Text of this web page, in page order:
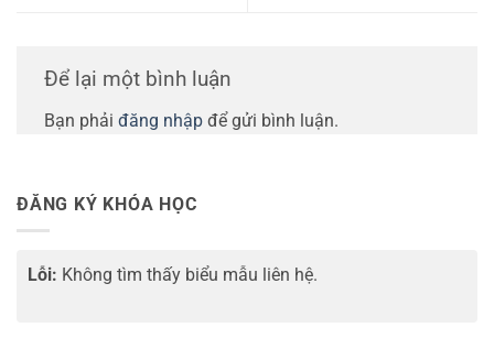
Để lại một bình luận
Bạn phải đăng nhập để gửi bình luận.
ĐĂNG KÝ KHÓA HỌC
Lỗi: Không tìm thấy biểu mẫu liên hệ.